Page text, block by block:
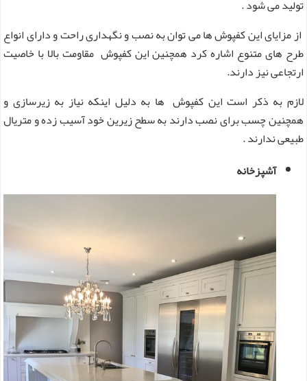
تولید می ‌شود .
از مزایای این کفپوش ها می توان به نصب و نگهداری راحت و دارای انواع
طرح های متنوع اشاره کرد همچنین این کفپوش مقاومت بالا با خاصیت
ارتجاعی نیز دارند.
لازم به ذکر است این کفپوش ها به دلیل اینکه نیاز به زیرسازی و
همچنین چسب برای نصب دارند به سطح زیرین خود آسیب زده و متریال
طبیعی ندارند .
آشپزخانه